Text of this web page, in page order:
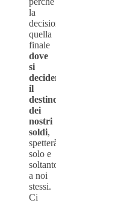
la
decisione,
quella
finale
dove
si
deciderà
il
destino
dei
nostri
soldi,
spetterà
solo e
soltanto
a noi
stessi.
Ci